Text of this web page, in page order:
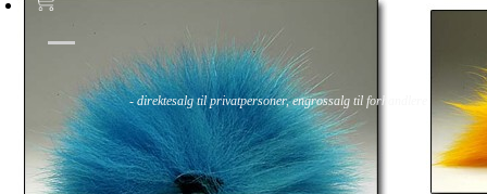
Fluefiske Fluebinding Kurs & Guiding
- direktesalg til privatpersoner, engrossalg til forhandlere